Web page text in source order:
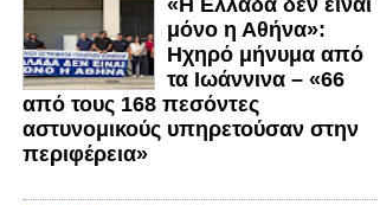
«Η Ελλάδα δεν είναι
μόνο η Αθήνα»:
Ηχηρό μήνυμα από
τα Ιωάννινα – «66
από τους 168 πεσόντες
αστυνομικούς υπηρετούσαν στην
περιφέρεια»